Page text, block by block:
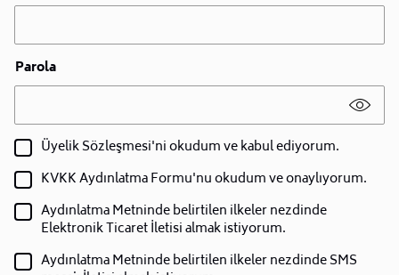
Parola
Üyelik Sözleşmesi'ni okudum ve kabul ediyorum.
KVKK Aydınlatma Formu'nu okudum ve onaylıyorum.
Aydınlatma Metninde belirtilen ilkeler nezdinde
Elektronik Ticaret İletisi almak istiyorum.
Aydınlatma Metninde belirtilen ilkeler nezdinde SMS